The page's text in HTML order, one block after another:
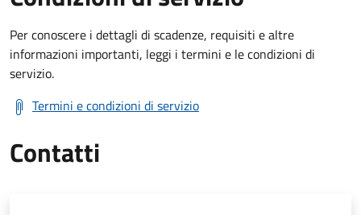
Per conoscere i dettagli di scadenze, requisiti e altre
informazioni importanti, leggi i termini e le condizioni di
servizio.
Termini e condizioni di servizio
Contatti